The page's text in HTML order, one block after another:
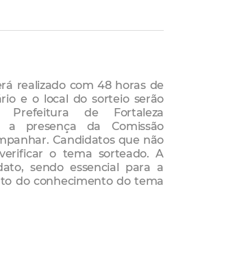
realizado com 48 horas de
e o local do sorteio serão
de Fortaleza
a presença da Comissão
Candidatos que não
o tema sorteado. A
sendo essencial para a
do conhecimento do tema